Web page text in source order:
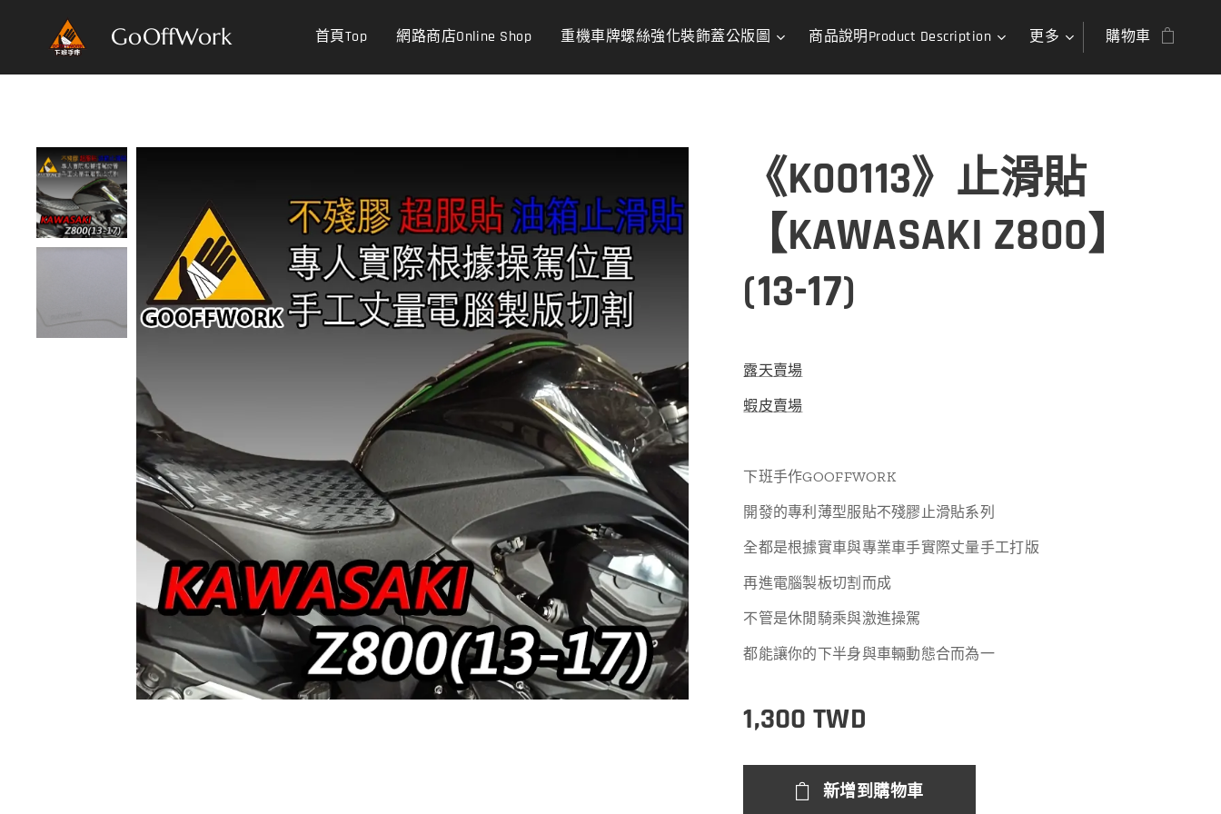
GoOffWork 首頁Top 網路商店Online Shop 重機車牌螺絲強化裝飾蓋公版圖 商品說明Product Description 更多 購物車
《K00113》止滑貼
【KAWASAKI Z800】
(13-17)
露天賣場
蝦皮賣場
下班手作GOOFFWORK
開發的專利薄型服貼不殘膠止滑貼系列
全都是根據實車與專業車手實際丈量手工打版
再進電腦製板切割而成
不管是休閒騎乘與激進操駕
都能讓你的下半身與車輛動態合而為一
1,300 TWD
新增到購物車